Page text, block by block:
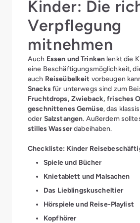
dassKleinkinder andere
Unterhaltungsmöglichkeiten als
brauchen. Orientiere dich am
deine Kinder auch zu Hause gerne
es für die Reise.
Kinder: Die
Verpflegung
mitnehmen
Auch Essen und Trinken lenkt die
eine Beschäftigungsmöglichkeit,
auch Reiseübelkeit vorbeugen
Snacksfür unterwegs sind zum
Fruchtdrops, Zwieback, frisches
geschnittenes Gemüse, das
oder Salzstangen. Außerdem
stilles Wasserdabeihaben.
Checkliste: Kinder
Spiele und Bücher
Knietablett und Malsachen
Das Lieblingskuscheltier
Hörspiele und Reise-Playlist
Kopfhörer